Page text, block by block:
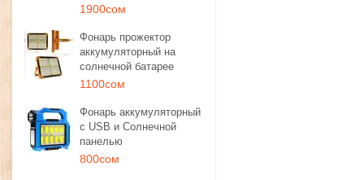
1900сом
Фонарь прожектор
аккумуляторный на
солнечной батарее
1100сом
Фонарь аккумуляторный
с USB и Солнечной
панелью
800сом